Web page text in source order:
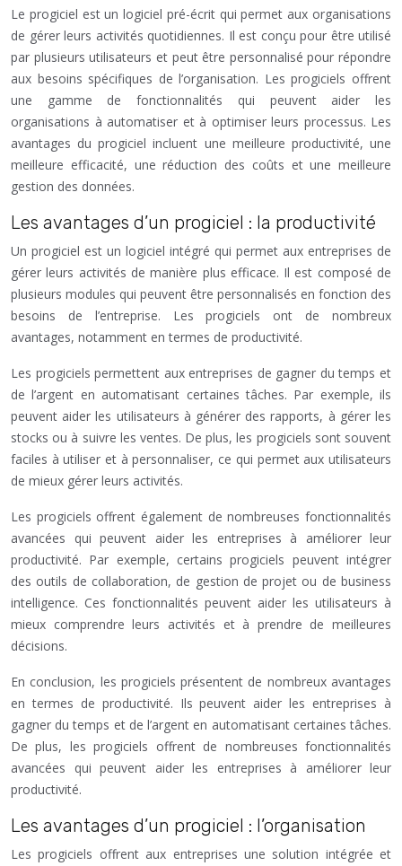
Le progiciel est un logiciel pré-écrit qui permet aux organisations
de gérer leurs activités quotidiennes. Il est conçu pour être utilisé
par plusieurs utilisateurs et peut être personnalisé pour répondre
aux besoins spécifiques de l’organisation. Les progiciels offrent
une gamme de fonctionnalités qui peuvent aider les
organisations à automatiser et à optimiser leurs processus. Les
avantages du progiciel incluent une meilleure productivité, une
meilleure efficacité, une réduction des coûts et une meilleure
gestion des données.
Les avantages d’un progiciel : la productivité
Un progiciel est un logiciel intégré qui permet aux entreprises de
gérer leurs activités de manière plus efficace. Il est composé de
plusieurs modules qui peuvent être personnalisés en fonction des
besoins de l’entreprise. Les progiciels ont de nombreux
avantages, notamment en termes de productivité.
Les progiciels permettent aux entreprises de gagner du temps et
de l’argent en automatisant certaines tâches. Par exemple, ils
peuvent aider les utilisateurs à générer des rapports, à gérer les
stocks ou à suivre les ventes. De plus, les progiciels sont souvent
faciles à utiliser et à personnaliser, ce qui permet aux utilisateurs
de mieux gérer leurs activités.
Les progiciels offrent également de nombreuses fonctionnalités
avancées qui peuvent aider les entreprises à améliorer leur
productivité. Par exemple, certains progiciels peuvent intégrer
des outils de collaboration, de gestion de projet ou de business
intelligence. Ces fonctionnalités peuvent aider les utilisateurs à
mieux comprendre leurs activités et à prendre de meilleures
décisions.
En conclusion, les progiciels présentent de nombreux avantages
en termes de productivité. Ils peuvent aider les entreprises à
gagner du temps et de l’argent en automatisant certaines tâches.
De plus, les progiciels offrent de nombreuses fonctionnalités
avancées qui peuvent aider les entreprises à améliorer leur
productivité.
Les avantages d’un progiciel : l’organisation
Les progiciels offrent aux entreprises une solution intégrée et